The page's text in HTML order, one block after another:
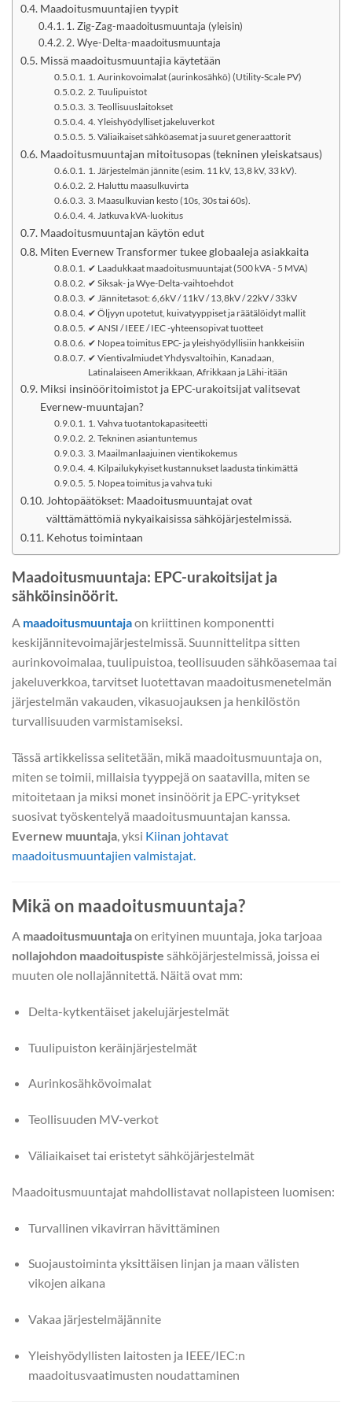
Maadoitusmuuntajien tyypit
1. Zig-Zag-maadoitusmuuntaja (yleisin)
2. Wye-Delta-maadoitusmuuntaja
Missä maadoitusmuuntajia käytetään
1. Aurinkovoimalat (aurinkosähkö) (Utility-Scale PV)
2. Tuulipuistot
3. Teollisuuslaitokset
4. Yleishyödylliset jakeluverkot
5. Väliaikaiset sähköasemat ja suuret generaattorit
Maadoitusmuuntajan mitoitusopas (tekninen yleiskatsaus)
1. Järjestelmän jännite (esim. 11 kV, 13,8 kV, 33 kV).
2. Haluttu maasulkuvirta
3. Maasulkuvian kesto (10s, 30s tai 60s).
4. Jatkuva kVA-luokitus
Maadoitusmuuntajan käytön edut
Miten Evernew Transformer tukee globaaleja asiakkaita
✔ Laadukkaat maadoitusmuuntajat (500 kVA - 5 MVA)
✔ Siksak- ja Wye-Delta-vaihtoehdot
✔ Jännitetasot: 6,6kV / 11kV / 13,8kV / 22kV / 33kV
✔ Öljyyn upotetut, kuivatyyppiset ja räätälöidyt mallit
✔ ANSI / IEEE / IEC -yhteensopivat tuotteet
✔ Nopea toimitus EPC- ja yleishyödyllisiin hankkeisiin
✔ Vientivalmiudet Yhdysvaltoihin, Kanadaan,
Latinalaiseen Amerikkaan, Afrikkaan ja Lähi-itään
Miksi insinööritoimistot ja EPC-urakoitsijat valitsevat
Evernew-muuntajan?
1. Vahva tuotantokapasiteetti
2. Tekninen asiantuntemus
3. Maailmanlaajuinen vientikokemus
4. Kilpailukykyiset kustannukset laadusta tinkimättä
5. Nopea toimitus ja vahva tuki
Johtopäätökset: Maadoitusmuuntajat ovat
välttämättömiä nykyaikaisissa sähköjärjestelmissä.
Kehotus toimintaan
Maadoitusmuuntaja: EPC-urakoitsijat ja
sähköinsinöörit.
A maadoitusmuuntajaon kriittinen komponentti
keskijännitevoimajärjestelmissä. Suunnittelitpa sitten
aurinkovoimalaa, tuulipuistoa, teollisuuden sähköasemaa tai
jakeluverkkoa, tarvitset luotettavan maadoitusmenetelmän
järjestelmän vakauden, vikasuojauksen ja henkilöstön
turvallisuuden varmistamiseksi.
Tässä artikkelissa selitetään, mikä maadoitusmuuntaja on,
miten se toimii, millaisia tyyppejä on saatavilla, miten se
mitoitetaan ja miksi monet insinöörit ja EPC-yritykset
suosivat työskentelyä maadoitusmuuntajan kanssa.
Evernew muuntaja, yksi Kiinan johtavat
maadoitusmuuntajien valmistajat.
Mikä on maadoitusmuuntaja?
A maadoitusmuuntajaon erityinen muuntaja, joka tarjoaa
nollajohdon maadoituspiste sähköjärjestelmissä, joissa ei
muuten ole nollajännitettä. Näitä ovat mm:
Delta-kytkentäiset jakelujärjestelmät
Tuulipuiston keräinjärjestelmät
Aurinkosähkövoimalat
Teollisuuden MV-verkot
Väliaikaiset tai eristetyt sähköjärjestelmät
Maadoitusmuuntajat mahdollistavat nollapisteen luomisen:
Turvallinen vikavirran hävittäminen
Suojaustoiminta yksittäisen linjan ja maan välisten
vikojen aikana
Vakaa järjestelmäjännite
Yleishyödyllisten laitosten ja IEEE/IEC:n
maadoitusvaatimusten noudattaminen